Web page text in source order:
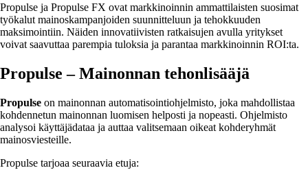
Propulse ja Propulse FX ovat markkinoinnin ammattilaisten suosimat
työkalut mainoskampanjoiden suunnitteluun ja tehokkuuden
maksimointiin. Näiden innovatiivisten ratkaisujen avulla yritykset
voivat saavuttaa parempia tuloksia ja parantaa markkinoinnin ROI:ta.
Propulse – Mainonnan tehonlisääjä
Propulse on mainonnan automatisointiohjelmisto, joka mahdollistaa
kohdennetun mainonnan luomisen helposti ja nopeasti. Ohjelmisto
analysoi käyttäjädataa ja auttaa valitsemaan oikeat kohderyhmät
mainosviesteille.
Propulse tarjoaa seuraavia etuja: